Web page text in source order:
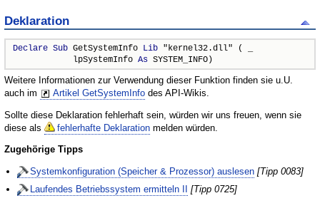
Deklaration
Declare Sub GetSystemInfo Lib "kernel32.dll" ( _
            lpSystemInfo
As SYSTEM_INFO)
Weitere Informationen zur Verwendung dieser Funktion finden sie u.U.
auch im
Artikel GetSystemInfo des API-Wikis.
Sollte diese Deklaration fehlerhaft sein, würden wir uns freuen, wenn sie
diese als
fehlerhafte Deklaration melden würden.
Zugehörige Tipps
Systemkonfiguration (Speicher & Prozessor) auslesen [Tipp 0083]
Laufendes Betriebssystem ermitteln II [Tipp 0725]